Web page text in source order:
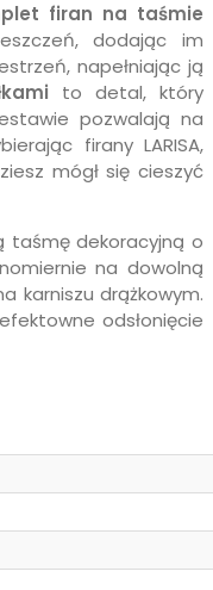
firan na taśmie
dodając im
napełniając ją
to detal, który
pozwalają na
firany LARISA,
mógł się cieszyć
taśmę dekoracyjną o
na dowolną
karniszu drążkowym.
odsłonięcie